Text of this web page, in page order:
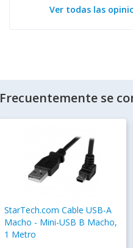
Ver todas las
Frecuentemente se
StarTech.com Cable USB-A
Macho - Mini-USB B Macho,
1 Metro